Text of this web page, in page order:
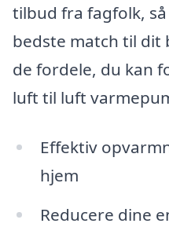
tilbud fra fagfolk,
bedste match til dit
de fordele, du kan
luft til luft
Effektiv
hjem
Reducere dine